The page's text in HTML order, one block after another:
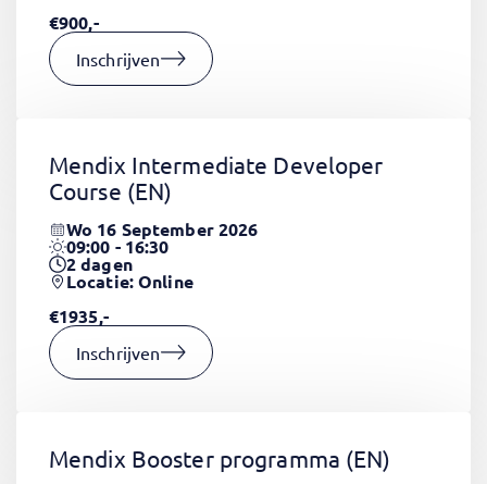
€900,-
Inschrijven
Mendix Intermediate Developer
Course (EN)
Wo 16 September 2026
09:00 - 16:30
2dagen
Locatie: Online
€1935,-
Inschrijven
Mendix Booster programma (EN)